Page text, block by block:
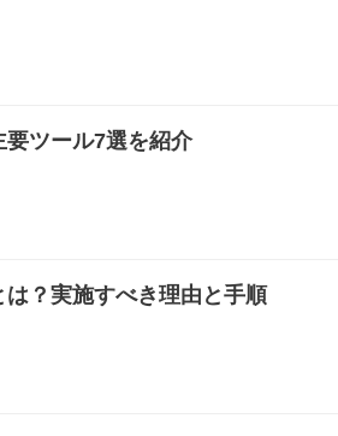
ツール7選を紹介
？実施すべき理由と手順